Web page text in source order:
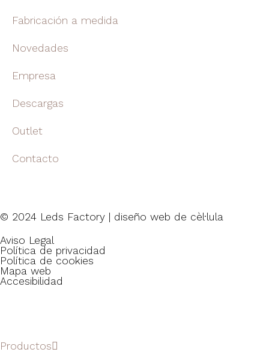
Fabricación a medida
Novedades
Empresa
Descargas
Outlet
Contacto
© 2024 Leds Factory | diseño web de cèl·lula
Aviso Legal
Política de privacidad
Política de cookies
Mapa web
Accesibilidad
Productos